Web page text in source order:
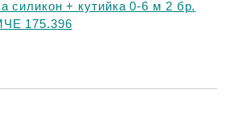
силикон + кутийка 0-6 м 2 бр.
175.396